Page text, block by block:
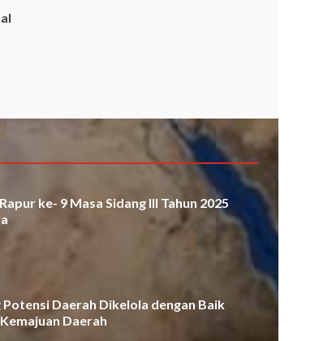
ke- 9 Masa Sidang III Tahun 2025
Daerah Dikelola dengan Baik
Daerah